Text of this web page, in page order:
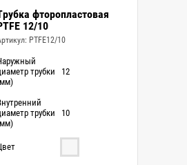
фторопластовая
12/10
PTFE12/10
трубки
12
трубки
10